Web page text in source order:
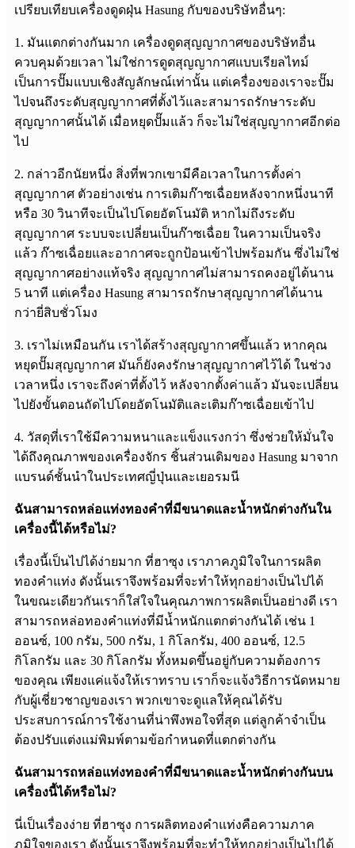
เปรียบเทียบเครื่องดูดฝุ่น Hasung กับของบริษัทอื่นๆ:
1. มันแตกต่างกันมาก เครื่องดูดสุญญากาศของบริษัทอื่น
ควบคุมด้วยเวลา ไม่ใช่การดูดสุญญากาศแบบเรียลไทม์
เป็นการปั๊มแบบเชิงสัญลักษณ์เท่านั้น แต่เครื่องของเราจะปั๊ม
ไปจนถึงระดับสุญญากาศที่ตั้งไว้และสามารถรักษาระดับ
สุญญากาศนั้นได้ เมื่อหยุดปั๊มแล้ว ก็จะไม่ใช่สุญญากาศอีกต่อ
ไป
2. กล่าวอีกนัยหนึ่ง สิ่งที่พวกเขามีคือเวลาในการตั้งค่า
สุญญากาศ ตัวอย่างเช่น การเติมก๊าซเฉื่อยหลังจากหนึ่งนาที
หรือ 30 วินาทีจะเป็นไปโดยอัตโนมัติ หากไม่ถึงระดับ
สุญญากาศ ระบบจะเปลี่ยนเป็นก๊าซเฉื่อย ในความเป็นจริง
แล้ว ก๊าซเฉื่อยและอากาศจะถูกป้อนเข้าไปพร้อมกัน ซึ่งไม่ใช่
สุญญากาศอย่างแท้จริง สุญญากาศไม่สามารถคงอยู่ได้นาน
5 นาที แต่เครื่อง Hasung สามารถรักษาสุญญากาศได้นาน
กว่ายี่สิบชั่วโมง
3. เราไม่เหมือนกัน เราได้สร้างสุญญากาศขึ้นแล้ว หากคุณ
หยุดปั๊มสุญญากาศ มันก็ยังคงรักษาสุญญากาศไว้ได้ ในช่วง
เวลาหนึ่ง เราจะถึงค่าที่ตั้งไว้ หลังจากตั้งค่าแล้ว มันจะเปลี่ยน
ไปยังขั้นตอนถัดไปโดยอัตโนมัติและเติมก๊าซเฉื่อยเข้าไป
4. วัสดุที่เราใช้มีความหนาและแข็งแรงกว่า ซึ่งช่วยให้มั่นใจ
ได้ถึงคุณภาพของเครื่องจักร ชิ้นส่วนเดิมของ Hasung มาจาก
แบรนด์ชั้นนำในประเทศญี่ปุ่นและเยอรมนี
ฉันสามารถหล่อแท่งทองคำที่มีขนาดและน้ำหนักต่างกันใน
เครื่องนี้ได้หรือไม่?
เรื่องนี้เป็นไปได้ง่ายมาก ที่ฮาซุง เราภาคภูมิใจในการผลิต
ทองคำแท่ง ดังนั้นเราจึงพร้อมที่จะทำให้ทุกอย่างเป็นไปได้
ในขณะเดียวกันเราก็ใส่ใจในคุณภาพการผลิตเป็นอย่างดี เรา
สามารถหล่อทองคำแท่งที่มีน้ำหนักแตกต่างกันได้ เช่น 1
ออนซ์, 100 กรัม, 500 กรัม, 1 กิโลกรัม, 400 ออนซ์, 12.5
กิโลกรัม และ 30 กิโลกรัม ทั้งหมดขึ้นอยู่กับความต้องการ
ของคุณ เพียงแค่แจ้งให้เราทราบ เราก็จะแจ้งวิธีการนัดหมาย
กับผู้เชี่ยวชาญของเรา พวกเขาจะดูแลให้คุณได้รับ
ประสบการณ์การใช้งานที่น่าพึงพอใจที่สุด แต่ลูกค้าจำเป็น
ต้องปรับแต่งแม่พิมพ์ตามข้อกำหนดที่แตกต่างกัน
ฉันสามารถหล่อแท่งทองคำที่มีขนาดและน้ำหนักต่างกันบน
เครื่องนี้ได้หรือไม่?
นี่เป็นเรื่องง่าย ที่ฮาซุง การผลิตทองคำแท่งคือความภาค
ภูมิใจของเรา ดังนั้นเราจึงพร้อมที่จะทำให้ทุกอย่างเป็นไปได้